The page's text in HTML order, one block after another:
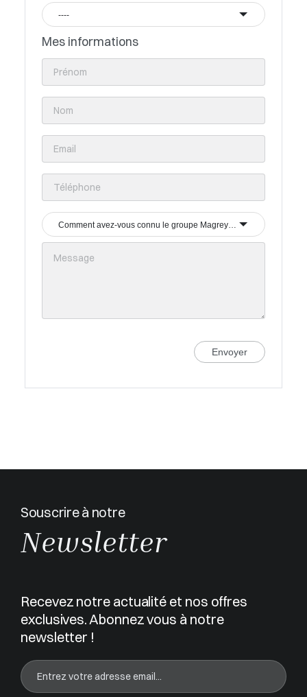
----
Mes informations
Comment avez-vous connu le groupe Magrey & Sons ?
Envoyer
Souscrire à notre
Newsletter
Recevez notre actualité et nos offres
exclusives. Abonnez vous à notre
newsletter !